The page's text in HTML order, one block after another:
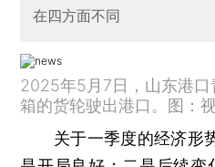
在四方面不同
2025年5月7日，山东港
箱的货轮驶出港口。图：
关于一季度的经济形